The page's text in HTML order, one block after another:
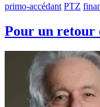
primo-accédant PTZ
Pour un retour